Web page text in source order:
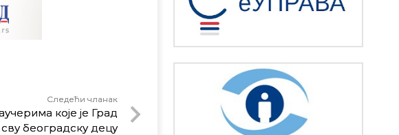
Следећи чланак
које је Град
београдску децу